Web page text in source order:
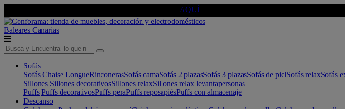
AQUÍ
Baleares Canarias
Sofás
Sofás Chaise LongueRinconerasSofás camaSofás 2 plazasSofás 3 plazasSofás de pielSofás relaxSofás
Sillones Sillones decorativosSillones relaxSillones relax levantapersonas
Puffs Puffs decorativosPuffs peraPuffs reposapiésPuffs con almacenaje
Descanso